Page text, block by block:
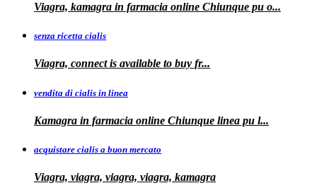
Viagra, kamagra in farmacia online Chiunque pu o...
senza ricetta cialis
Viagra, connect is available to buy fr...
vendita di cialis in linea
Kamagra in farmacia online Chiunque linea pu l...
acquistare cialis a buon mercato
Viagra, viagra, viagra, viagra, kamagra